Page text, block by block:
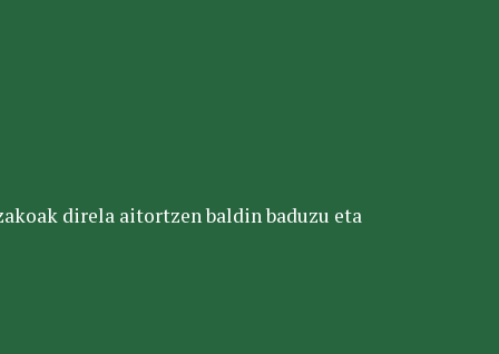
direla aitortzen baldin baduzu eta